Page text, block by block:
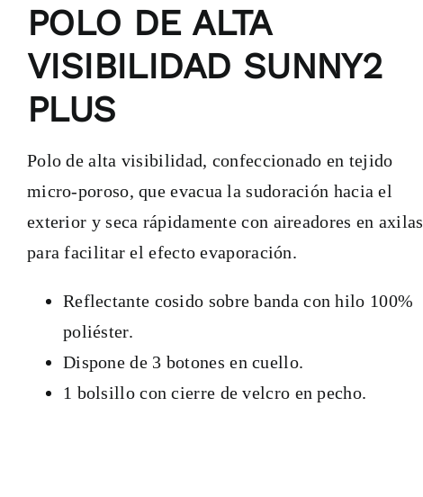
POLO DE ALTA
VISIBILIDAD SUNNY2
PLUS
Polo de alta visibilidad, confeccionado en tejido
micro-poroso, que evacua la sudoración hacia el
exterior y seca rápidamente con aireadores en axilas
para facilitar el efecto evaporación.
Reflectante cosido sobre banda con hilo 100%
poliéster.
Dispone de 3 botones en cuello.
1 bolsillo con cierre de velcro en pecho.